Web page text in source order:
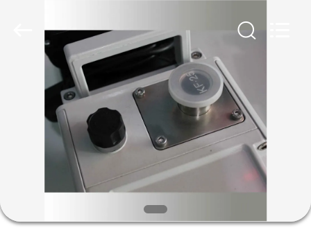
CASA.
PRODUCTOS
NOSOTROS